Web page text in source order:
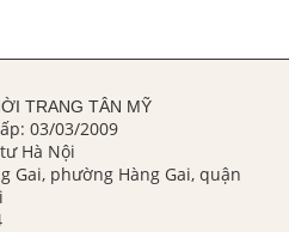
TRANG TÂN MỸ
03/03/2009
Hà Nội
Gai, phường Hàng Gai, quận